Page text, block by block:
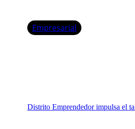
Empresarial
Distrito Emprendedor impulsa el